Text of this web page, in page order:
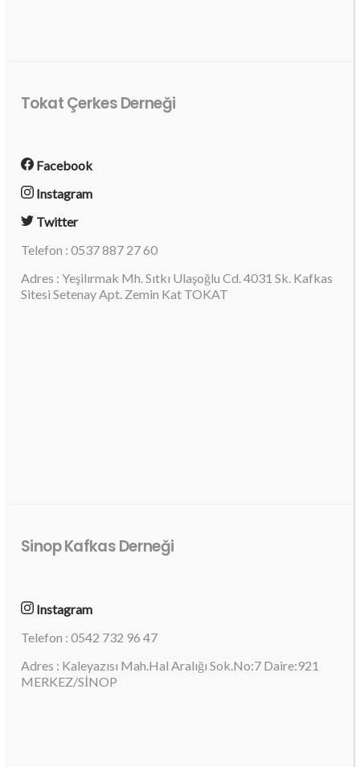
Tokat Çerkes Derneği
Facebook
Instagram
Twitter
Telefon : 0537 887 27 60
Adres : Yeşilırmak Mh. Sıtkı Ulaşoğlu Cd. 4031 Sk. Kafkas
Sitesi Setenay Apt. Zemin Kat TOKAT
Sinop Kafkas Derneği
Instagram
Telefon : 0542 732 96 47
Adres : Kaleyazısı Mah.Hal Aralığı Sok.No:7 Daire:921
MERKEZ/SİNOP